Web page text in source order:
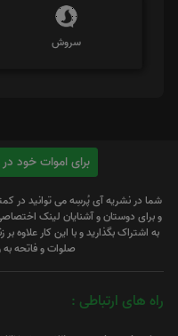
سروش
برای اموات خود در کمتر از 3
شما در نشریه آی پُرسِه می توانید در
و برای دوستان و آشنایان لینک
به اشتراک بگذارید و با این کار علاوه
صلوات و فاتحه
راه های ارتباطی :